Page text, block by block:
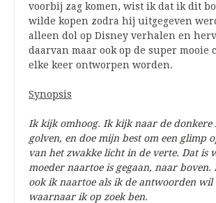
voorbij zag komen, wist ik dat ik dit
wilde kopen zodra hij uitgegeven
alleen dol op Disney verhalen en
daarvan maar ook op de super mooie
elke keer ontworpen worden.
Synopsis
Ik kijk omhoog. Ik kijk naar de donkere
golven, en doe mijn best om een glimp
van het zwakke licht in de verte. Dat is
moeder naartoe is gegaan, naar boven.
ook ik naartoe als ik de antwoorden wil
waarnaar ik op zoek ben.